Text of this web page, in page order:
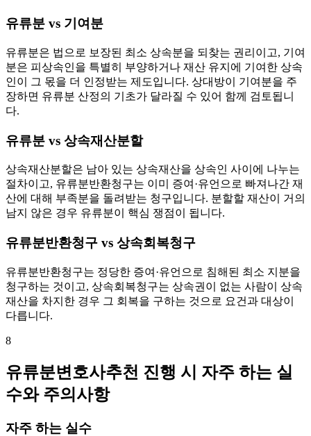
유류분 vs 기여분
유류분은 법으로 보장된 최소 상속분을 되찾는 권리이고, 기여
분은 피상속인을 특별히 부양하거나 재산 유지에 기여한 상속
인이 그 몫을 더 인정받는 제도입니다. 상대방이 기여분을 주
장하면 유류분 산정의 기초가 달라질 수 있어 함께 검토됩니
다.
유류분 vs 상속재산분할
상속재산분할은 남아 있는 상속재산을 상속인 사이에 나누는
절차이고, 유류분반환청구는 이미 증여·유언으로 빠져나간 재
산에 대해 부족분을 돌려받는 청구입니다. 분할할 재산이 거의
남지 않은 경우 유류분이 핵심 쟁점이 됩니다.
유류분반환청구 vs 상속회복청구
유류분반환청구는 정당한 증여·유언으로 침해된 최소 지분을
청구하는 것이고, 상속회복청구는 상속권이 없는 사람이 상속
재산을 차지한 경우 그 회복을 구하는 것으로 요건과 대상이
다릅니다.
8
유류분변호사추천 진행 시 자주 하는 실
수와 주의사항
자주 하는 실수